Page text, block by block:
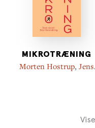
MIKROTRÆNING
Morten Hostrup, Jens